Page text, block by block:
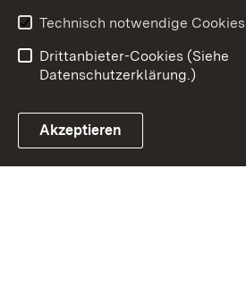
Technisch notwendige Cookies
Drittanbieter-Cookies (Siehe
Datenschutzerklärung.)
Akzeptieren